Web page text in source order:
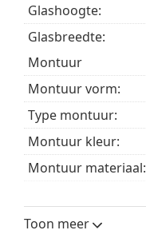
Glashoogte:
Glasbreedte:
montuur
Montuur vorm:
Type montuur:
Montuur kleur:
Montuur materiaal:
Breedte:
Toon meer